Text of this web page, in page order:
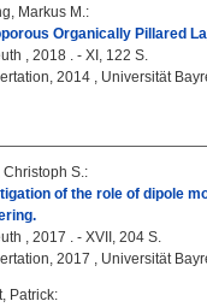
Markus M.:
Organically Pillared
, 2018 . - XI, 122 S.
2014 , Universität
Christoph S.:
of the role of dipole
, 2017 . - XVII, 204 S.
2017 , Universität
Patrick: